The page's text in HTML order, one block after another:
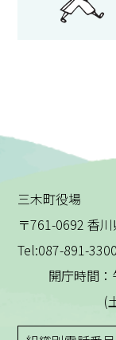
三木町役場
〒761-0692 香
Tel:087-891-
開庁時間
(